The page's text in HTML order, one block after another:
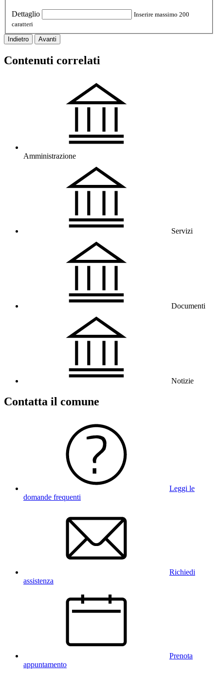
Dettaglio
Inserire massimo 200
caratteri
Indietro Avanti
Contenuti correlati
Amministrazione
Servizi
Documenti
Notizie
Contatta il comune
Leggi le
domande frequenti
Richiedi
assistenza
Prenota
appuntamento